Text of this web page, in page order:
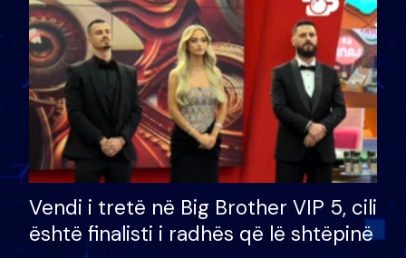
Vendi i tretë në Big Brother VIP 5, cili
është finalisti i radhës që lë shtëpinë